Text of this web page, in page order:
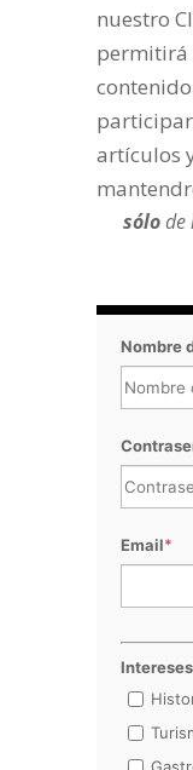
nuestro
permitirá
contenido
artículos
sólode
Nombre
Email*
Intereses